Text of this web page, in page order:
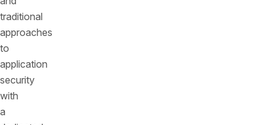
traditional
approaches
to
application
security
with
a